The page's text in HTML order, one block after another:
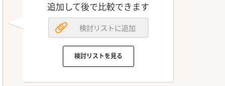
追加して後で比較できます
検討リストに追加
検討リストを見る